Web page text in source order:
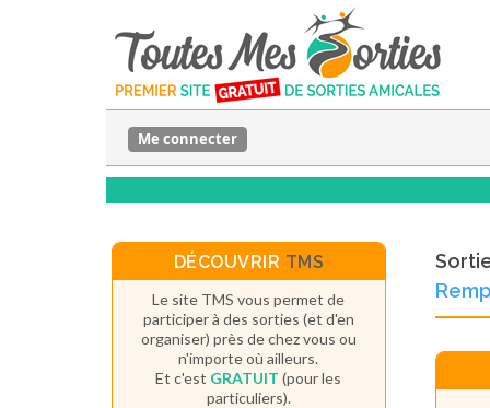
Me connecter
DÉCOUVRIR TMS
Le site TMS vous permet de
participer à des sorties (et d'en
organiser) près de chez vous ou
n'importe où ailleurs.
Et c'est GRATUIT (pour les
particuliers).